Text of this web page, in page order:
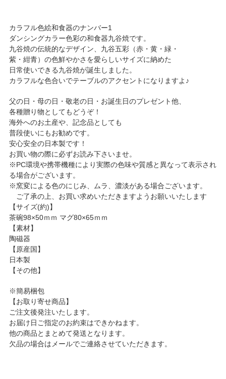
カラフル色絵和食器のナンバー1
ダンシングカラー色彩の和食器九谷焼です。
九谷焼の伝統的なデザイン、九谷五彩（赤・黄・緑・
紫・紺青）の色鮮やかさを愛らしいサイズに納めた
日常使いできる九谷焼が誕生しました。
カラフルな色合いでテーブルのアクセントになりますよ♪
父の日・母の日・敬老の日・お誕生日のプレゼント他、
各種贈り物としてもどうぞ！
海外へのお土産や、記念品としても
普段使いにもお勧めです。
安心安全の日本製です！
お買い物の際に必ずお読み下さいませ。
※PC環境や携帯機種により実際の色味や質感と異なって表示され
る場合がございます。
※窯変による色のにじみ、ムラ、濃淡がある場合ございます。
ご了承の上、お買い求めいただきますようお願いいたします
【サイズ(約)】
茶碗98×50ｍｍ マグ80×65ｍｍ
【素材】
陶磁器
【原産国】
日本製
【その他】
※簡易梱包
【お取り寄せ商品】
ご注文後発注いたします。
お届け日ご指定のお約束はできかねます。
他の商品とまとめて発送となります。
欠品の場合はメールでご連絡させていただきます。